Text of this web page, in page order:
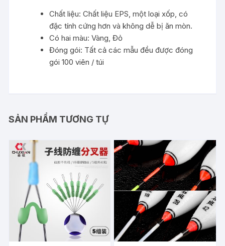
Chất liệu: Chất liệu EPS, một loại xốp, có
đặc tính cứng hơn và không dễ bị ăn mòn.
Có hai màu: Vàng, Đỏ
Đóng gói: Tất cả các mẫu đều được đóng
gói 100 viên / túi
SẢN PHẨM TƯƠNG TỰ